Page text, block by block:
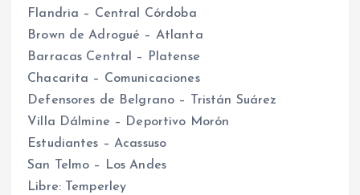
Flandria – Central Córdoba
Brown de Adrogué – Atlanta
Barracas Central – Platense
Chacarita – Comunicaciones
Defensores de Belgrano – Tristán Suárez
Villa Dálmine – Deportivo Morón
Estudiantes – Acassuso
San Telmo – Los Andes
Libre: Temperley